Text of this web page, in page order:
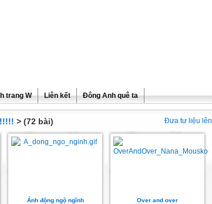
trang W Liên kết Đông Anh quê ta
Đưa tư liệu lên
> (72 bài)
Ảnh động ngộ ngĩnh Over and over